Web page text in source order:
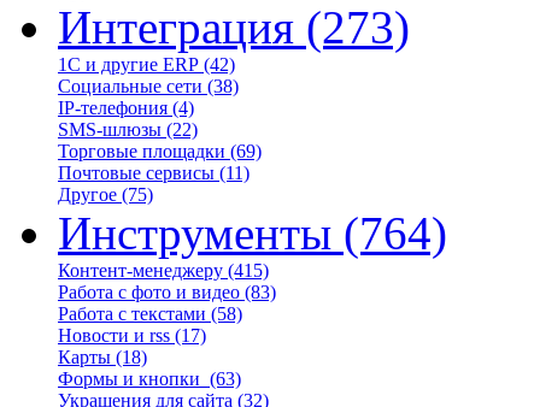
Интеграция (273)
1С и другие ERP (42)
Социальные сети (38)
IP-телефония (4)
SMS-шлюзы (22)
Торговые площадки (69)
Почтовые сервисы (11)
Другое (75)
Инструменты (764)
Контент-менеджеру (415)
Работа с фото и видео (83)
Работа с текстами (58)
Новости и rss (17)
Карты (18)
Формы и кнопки (63)
Украшения для сайта (32)